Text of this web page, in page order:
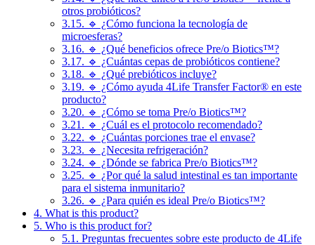
otros probióticos?
3.15. 🔹 ¿Cómo funciona la tecnología de
microesferas?
3.16. 🔹 ¿Qué beneficios ofrece Pre/o Biotics™?
3.17. 🔹 ¿Cuántas cepas de probióticos contiene?
3.18. 🔹 ¿Qué prebióticos incluye?
3.19. 🔹 ¿Cómo ayuda 4Life Transfer Factor® en este
producto?
3.20. 🔹 ¿Cómo se toma Pre/o Biotics™?
3.21. 🔹 ¿Cuál es el protocolo recomendado?
3.22. 🔹 ¿Cuántas porciones trae el envase?
3.23. 🔹 ¿Necesita refrigeración?
3.24. 🔹 ¿Dónde se fabrica Pre/o Biotics™?
3.25. 🔹 ¿Por qué la salud intestinal es tan importante
para el sistema inmunitario?
3.26. 🔹 ¿Para quién es ideal Pre/o Biotics™?
4. What is this product?
5. Who is this product for?
5.1. Preguntas frecuentes sobre este producto de 4Life